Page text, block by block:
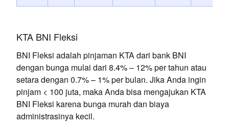
KTA BNI Fleksi
BNI Fleksi adalah pinjaman KTA dari bank BNI
dengan bunga mulai dari 8.4% – 12% per tahun atau
setara dengan 0.7% – 1% per bulan. Jika Anda ingin
pinjam < 100 juta, maka Anda bisa mengajukan KTA
BNI Fleksi karena bunga murah dan biaya
administrasinya kecil.